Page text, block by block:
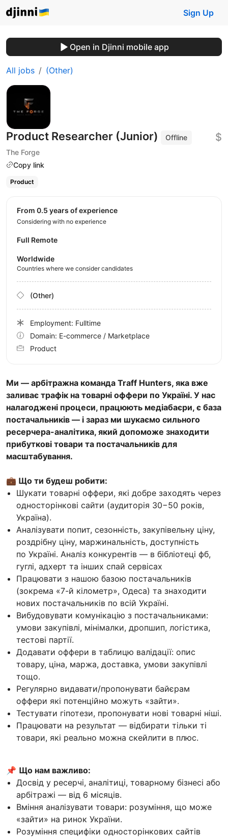
Sign Up
Open in Djinni mobile app
All jobs (Other)
Product Researcher (Junior)
Offline
The Forge
Copy link
$
Product
Ми — арбітражна команда Traff Hunters, яка вже
заливає трафік на товарні оффери по Україні. У нас
налагоджені процеси, працюють медіабаєри, є база
постачальників — і зараз ми шукаємо сильного
ресерчера-аналітика, який допоможе знаходити
прибуткові товари та постачальників для
масштабування.
💼 Що ти будеш робити:
Шукати товарні оффери, які добре заходять через
односторінкові сайти (аудиторія 30−50 років,
Україна).
Аналізувати попит, сезонність, закупівельну ціну,
роздрібну ціну, маржинальність, доступність
по Україні. Аналіз конкурентів — в бібліотеці фб,
гуглі, адхерт та інших спай сервісах
Працювати з нашою базою постачальників
(зокрема «7-й кілометр», Одеса) та знаходити
нових постачальників по всій Україні.
Вибудовувати комунікацію з постачальниками:
умови закупівлі, мінімалки, дропшип, логістика,
тестові партії.
Додавати оффери в таблицю валідації: опис
товару, ціна, маржа, доставка, умови закупівлі
тощо.
Регулярно видавати/пропонувати байєрам
оффери які потенційно можуть «зайти».
Тестувати гіпотези, пропонувати нові товарні ніші.
Працювати на результат — відбирати тільки ті
товари, які реально можна скейлити в плюс.
📌 Що нам важливо:
Досвід у ресерчі, аналітиці, товарному бізнесі або
арбітражі — від 6 місяців.
Вміння аналізувати товари: розуміння, що може
«зайти» на ринок України.
Розуміння специфіки односторінкових сайтів
from 0.5 years of experience
Considering with no experience
Full Remote
Worldwide
Countries where we consider candidates
(Other)
Employment: Fulltime
Domain: E-commerce / Marketplace
Product